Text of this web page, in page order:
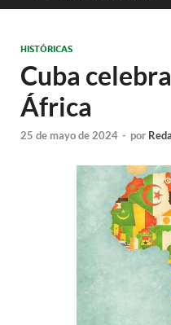
HISTÓRICAS
Cuba
África
25 de mayo de 2024 - por